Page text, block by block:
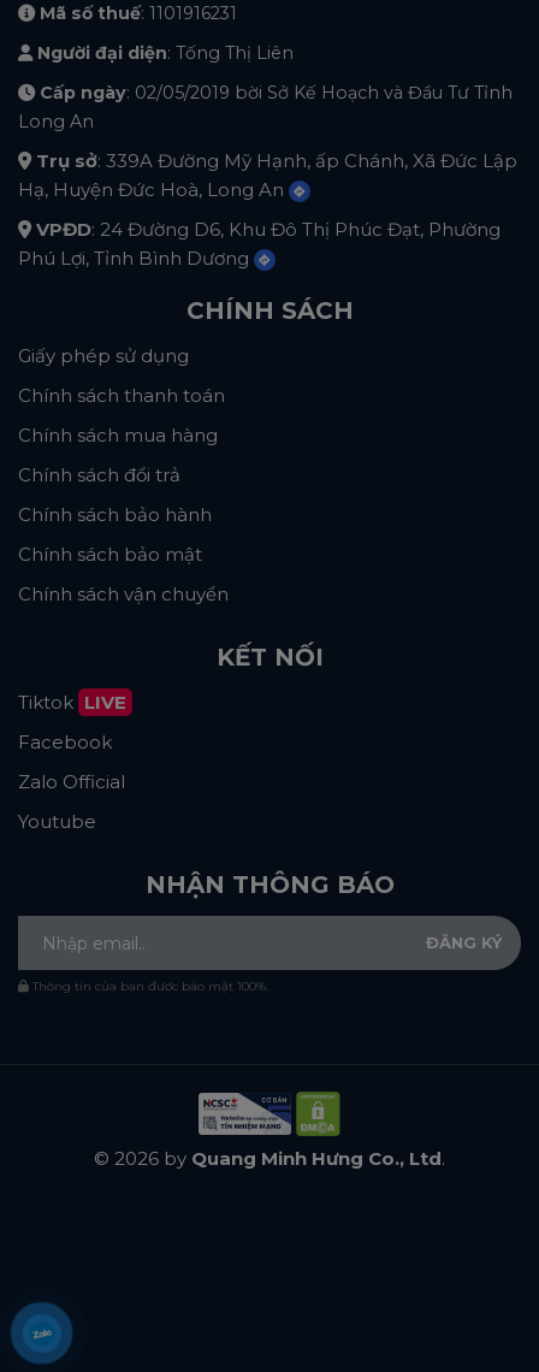
Mã số thuế: 1101916231
Người đại diện: Tống Thị Liên
Cấp ngày: 02/05/2019 bời Sở Kế Hoạch và Đầu Tư Tỉnh
Long An
Trụ sở: 339A Đường Mỹ Hạnh, ấp Chánh, Xã Đức Lập
Hạ, Huyện Đức Hoà, Long An
VPĐD: 24 Đường D6, Khu Đô Thị Phúc Đạt, Phường
Phú Lợi, Tỉnh Bình Dương
CHÍNH SÁCH
Giấy phép sử dụng
Chính sách thanh toán
Chính sách mua hàng
Chính sách đổi trả
Chính sách bảo hành
Chính sách bảo mật
Chính sách vận chuyển
KẾT NỐI
Tiktok LIVE
Facebook
Zalo Official
Youtube
NHẬN THÔNG BÁO
Thông tin của bạn được bảo mật 100%.
© 2026 by Quang Minh Hưng Co., Ltd.